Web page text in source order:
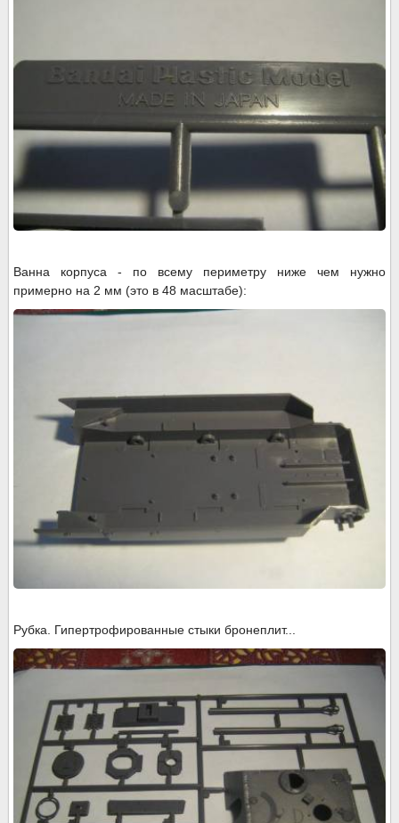
Ванна корпуса - по всему периметру ниже чем нужно
примерно на 2 мм (это в 48 масштабе):
Рубка. Гипертрофированные стыки бронеплит...